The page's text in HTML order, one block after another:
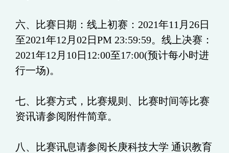
六、比赛日期：线上初赛：2021年11月26日
至2021年12月02日PM 23:59:59。线上决赛：
2021年12月10日12:00至17:00(预计每小时进
行一场)。
七、比赛方式，比赛规则、比赛时间等比赛
资讯请参阅附件简章。
八、比赛讯息请参阅长庚科技大学 通识教育